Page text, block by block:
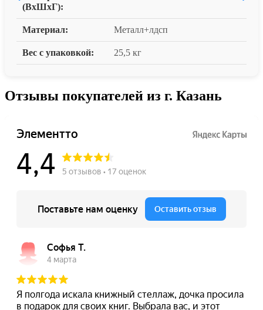
(ВxШxГ):
Материал: Металл+лдсп
Вес с упаковкой: 25,5 кг
Отзывы покупателей из г. Казань